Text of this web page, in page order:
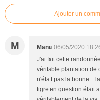
Ajouter un
M Manu 06/05/2020
J'ai fait cette
véritable plantation de
n'était pas la bonne...
tigre en question était